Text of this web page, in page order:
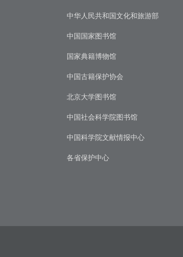
中华人民共和国文化和旅游部
中国国家图书馆
国家典籍博物馆
中国古籍保护协会
北京大学图书馆
中国社会科学院图书馆
中国科学院文献情报中心
各省保护中心